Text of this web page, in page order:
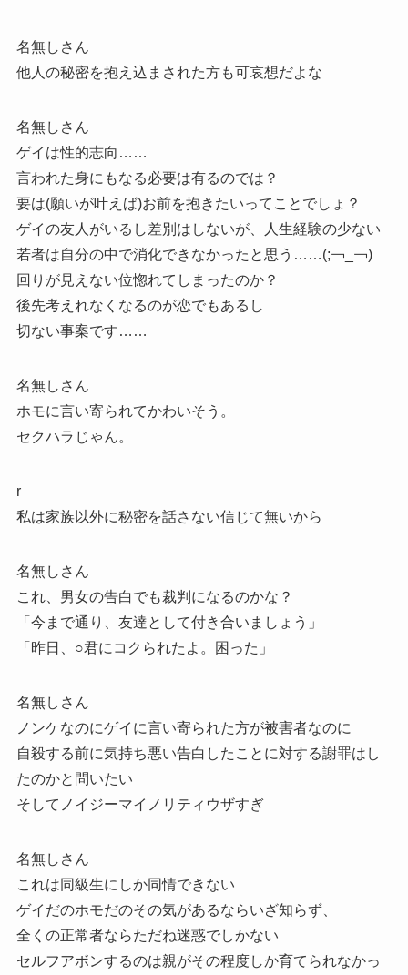
名無しさん
他人の秘密を抱え込まされた方も可哀想だよな
名無しさん
ゲイは性的志向……
言われた身にもなる必要は有るのでは？
要は(願いが叶えば)お前を抱きたいってことでしょ？
ゲイの友人がいるし差別はしないが、人生経験の少ない
若者は自分の中で消化できなかったと思う……(;￢_￢)
回りが見えない位惚れてしまったのか？
後先考えれなくなるのが恋でもあるし
切ない事案です……
名無しさん
ホモに言い寄られてかわいそう。
セクハラじゃん。
r
私は家族以外に秘密を話さない信じて無いから
名無しさん
これ、男女の告白でも裁判になるのかな？
「今まで通り、友達として付き合いましょう」
「昨日、○君にコクられたよ。困った」
名無しさん
ノンケなのにゲイに言い寄られた方が被害者なのに
自殺する前に気持ち悪い告白したことに対する謝罪はし
たのかと問いたい
そしてノイジーマイノリティウザすぎ
名無しさん
これは同級生にしか同情できない
ゲイだのホモだのその気があるならいざ知らず、
全くの正常者ならただね迷惑でしかない
セルフアボンするのは親がその程度しか育てられなかっ